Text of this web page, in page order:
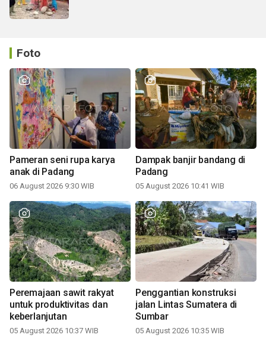
Foto
Pameran seni rupa karya
anak di Padang
06 August 2026 9:30 WIB
Dampak banjir bandang di
Padang
05 August 2026 10:41 WIB
Peremajaan sawit rakyat
untuk produktivitas dan
keberlanjutan
05 August 2026 10:37 WIB
Penggantian konstruksi
jalan Lintas Sumatera di
Sumbar
05 August 2026 10:35 WIB